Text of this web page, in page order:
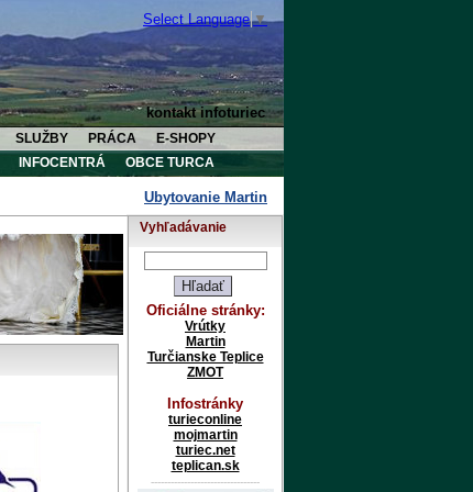
Select Language ▼
kontakt infoturiec
SLUŽBY PRÁCA
E-SHOPY
INFOCENTRÁ OBCE TURCA
Ubytovanie Martin
Vyhľadávanie
Oficiálne stránky:
Vrútky
Martin
Turčianske Teplice
ZMOT
Infostránky
turieconline
mojmartin
turiec.net
teplican.sk
---------------------------------